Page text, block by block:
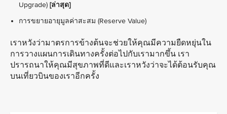
Upgrade) [ล่าสุด]
การขยายอายุมูลค่าสะสม (Reserve Value)
เราหวังว่ามาตรการข้างต้นจะช่วยให้คุณมีความยืดหยุ่นใน
การวางแผนการเดินทางครั้งต่อไปกับเรามากขึ้น เรา
ปรารถนาให้คุณมีสุขภาพที่ดีและเราหวังว่าจะได้ต้อนรับคุณ
บนเที่ยวบินของเราอีกครั้ง